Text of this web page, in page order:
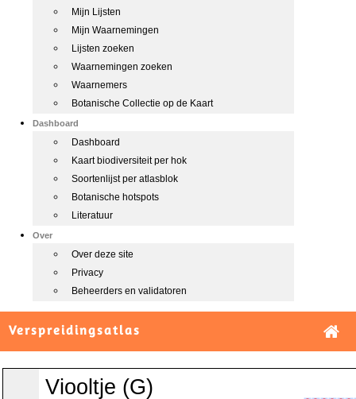
Mijn Lijsten
Mijn Waarnemingen
Lijsten zoeken
Waarnemingen zoeken
Waarnemers
Botanische Collectie op de Kaart
Dashboard
Dashboard
Kaart biodiversiteit per hok
Soortenlijst per atlasblok
Botanische hotspots
Literatuur
Over
Over deze site
Privacy
Beheerders en validatoren
Verspreidingsatlas